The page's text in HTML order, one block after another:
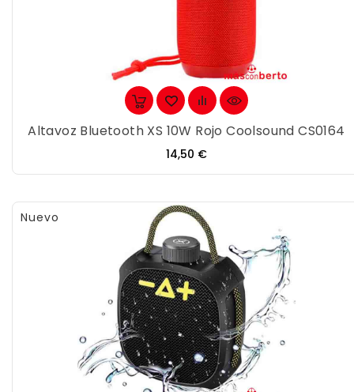
Altavoz Bluetooth XS 10W Rojo Coolsound CS0164
Precio
14,50 €
Nuevo